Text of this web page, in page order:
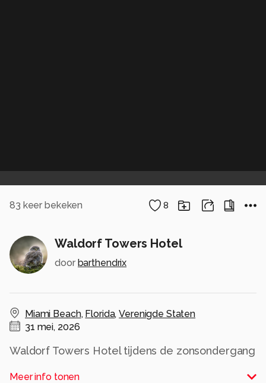
83 keer bekeken 8
Waldorf Towers Hotel
door barthendrix
Miami Beach, Florida,Verenigde Staten
31 mei, 2026
Waldorf Towers Hotel tijdens de zonsondergang
Meer info tonen